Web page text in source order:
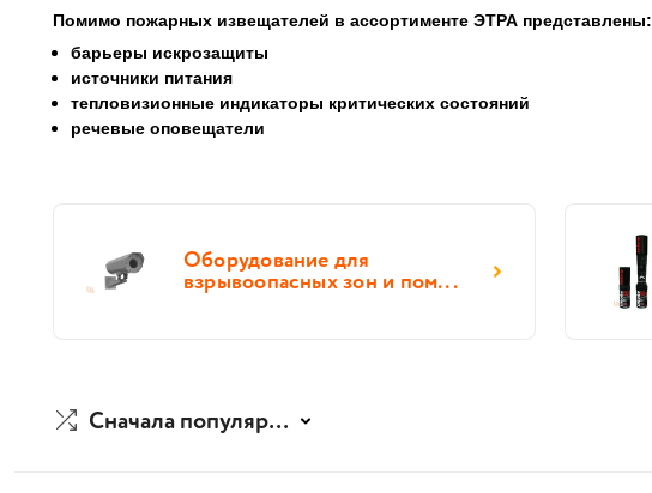
Помимо пожарных извещателей в ассортименте ЭТРА представлены:
барьеры искрозащиты
источники питания
тепловизионные индикаторы критических состояний
речевые оповещатели
Оборудование для
взрывоопасных зон и пом...
Сначала популярные